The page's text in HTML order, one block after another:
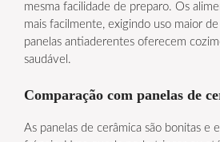
mesma facilidade de preparo. Os
mais facilmente, exigindo uso maior
panelas antiaderentes oferecem
saudável.
Comparação com panelas de
As panelas de cerâmica são bonitas e